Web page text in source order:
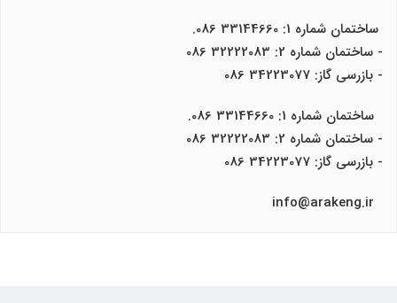
ساختمان شماره 1: 33144660 086.
- ساختمان شماره 2: 32222083 086
- بازرسی گاز: 34223077 086
ساختمان شماره 1: 33144660 086.
- ساختمان شماره 2: 32222083 086
- بازرسی گاز: 34223077 086